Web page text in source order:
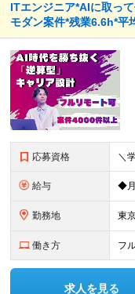
ITエンジニア*AIに取っ
モダン案件*残業6.6h*平
応募資格
給与
勤務地
働き方 フ
求人を見る